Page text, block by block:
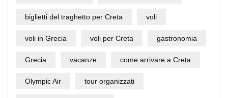
biglietti del traghetto per Creta voli
voli in Grecia voli per Creta gastronomia
Grecia vacanze come arrivare a Creta
Olympic Air tour organizzati